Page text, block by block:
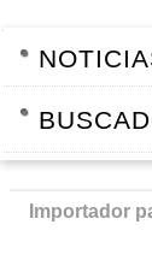
Importador